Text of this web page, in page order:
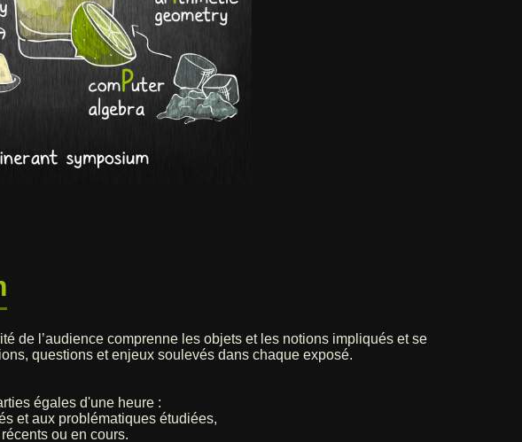
de l’audience comprenne les objets et les notions impliqués et se
questions et enjeux soulevés dans chaque exposé.
égales d'une heure :
et aux problématiques étudiées,
ou en cours.